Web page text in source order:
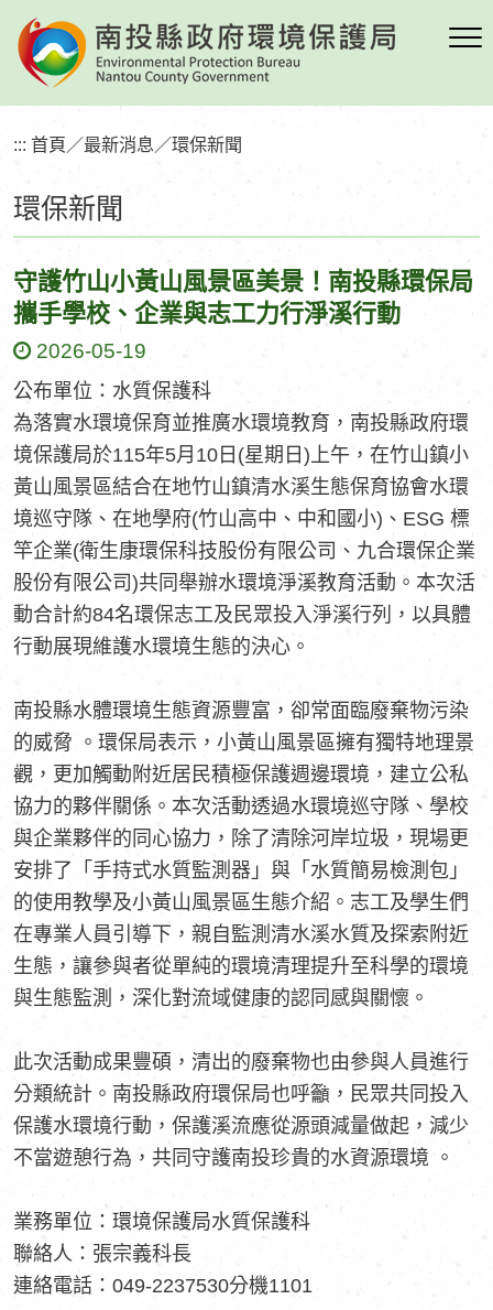
到
要
區
塊環保新聞
::: 首頁 ／最新消息 ／環保新聞
守護竹山小黃山風景區美景！南投縣環保局
攜手學校、企業與志工力行淨溪行動
2026-05-19
公布單位：水質保護科
為落實水環境保育並推廣水環境教育，南投縣政府環
境保護局於115年5月10日(星期日)上午，在竹山鎮小
黃山風景區結合在地竹山鎮清水溪生態保育協會水環
境巡守隊、在地學府(竹山高中、中和國小)、ESG 標
竿企業(衛生康環保科技股份有限公司、九合環保企業
股份有限公司)共同舉辦水環境淨溪教育活動。本次活
動合計約84名環保志工及民眾投入淨溪行列，以具體
行動展現維護水環境生態的決心。
南投縣水體環境生態資源豐富，卻常面臨廢棄物污染
的威脅 。環保局表示，小黃山風景區擁有獨特地理景
觀，更加觸動附近居民積極保護週邊環境，建立公私
協力的夥伴關係。本次活動透過水環境巡守隊、學校
與企業夥伴的同心協力，除了清除河岸垃圾，現場更
安排了「手持式水質監測器」與「水質簡易檢測包」
的使用教學及小黃山風景區生態介紹。志工及學生們
在專業人員引導下，親自監測清水溪水質及探索附近
生態，讓參與者從單純的環境清理提升至科學的環境
與生態監測，深化對流域健康的認同感與關懷。
此次活動成果豐碩，清出的廢棄物也由參與人員進行
分類統計。南投縣政府環保局也呼籲，民眾共同投入
保護水環境行動，保護溪流應從源頭減量做起，減少
不當遊憩行為，共同守護南投珍貴的水資源環境 。
業務單位：環境保護局水質保護科
聯絡人：張宗義科長
連絡電話：049-2237530分機1101